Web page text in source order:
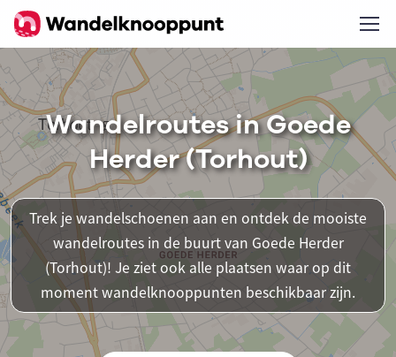
Wandelroutes in Goede
Herder (Torhout)
Trek je wandelschoenen aan en ontdek de mooiste
wandelroutes in de buurt van Goede Herder
(Torhout)! Je ziet ook alle plaatsen waar op dit
moment wandelknooppunten beschikbaar zijn.